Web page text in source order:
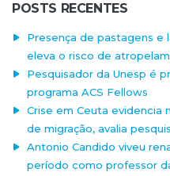
POSTS RECENTES
Presença de pastagens e
eleva o risco de
Pesquisador da Unesp é
programa ACS Fellows
Crise em Ceuta evidencia
de migração, avalia
Antonio Candido viveu
período como professor